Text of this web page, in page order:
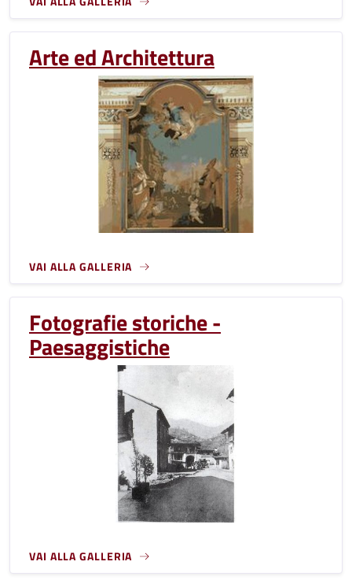
Arte ed Architettura
VAI ALLA GALLERIA
Fotografie storiche -
Paesaggistiche
VAI ALLA GALLERIA